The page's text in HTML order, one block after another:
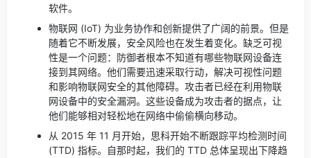
软件。
物联网 (IoT) 为业务协作和创新提供了广阔的前景。但是
随着它不断发展，安全风险也在发生着变化。缺乏可视
性是一个问题：防御者根本不知道有哪些物联网设备连
接到其网络。他们需要迅速采取行动，解决可视性问题
和影响物联网安全的其他障碍。攻击者已经在利用物联
网设备中的安全漏洞。这些设备成为攻击者的据点，让
他们能够相对轻松地在网络中偷偷横向移动。
从 2015 年 11 月开始，思科开始不断跟踪平均检测时间
(TTD) 指标。自那时起，我们的 TTD 总体呈现出下降趋